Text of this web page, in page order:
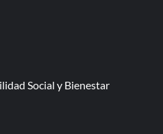
Social y Bienestar